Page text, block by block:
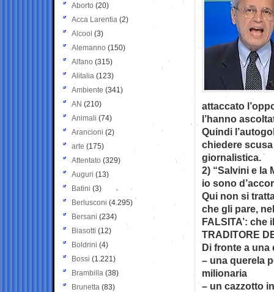
attaccato
l’hanno
Quindi
chiedere
giornalistica.
2) “Salvini e la
io sono
Qui non si
che gli pare,
FALSITA’: che
TRADITORE
Di fronte a
– una querela
milionaria
– un cazzotto
Aborto (20)
Acca Larentia (2)
Alcool (3)
Alemanno (150)
Alfano (315)
Alitalia (123)
Ambiente (341)
AN (210)
Animali (74)
Arancioni (2)
arte (175)
Attentato (329)
Auguri (13)
Batini (3)
Berlusconi (4.295)
Bersani (234)
Biasotti (12)
Boldrini (4)
Bossi (1.221)
Brambilla (38)
Brunetta (83)